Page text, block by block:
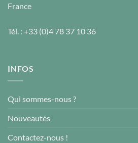
France
Tél. : +33 (0)4 78 37 10 36
INFOS
Qui sommes-nous ?
Nouveautés
Contactez-nous !